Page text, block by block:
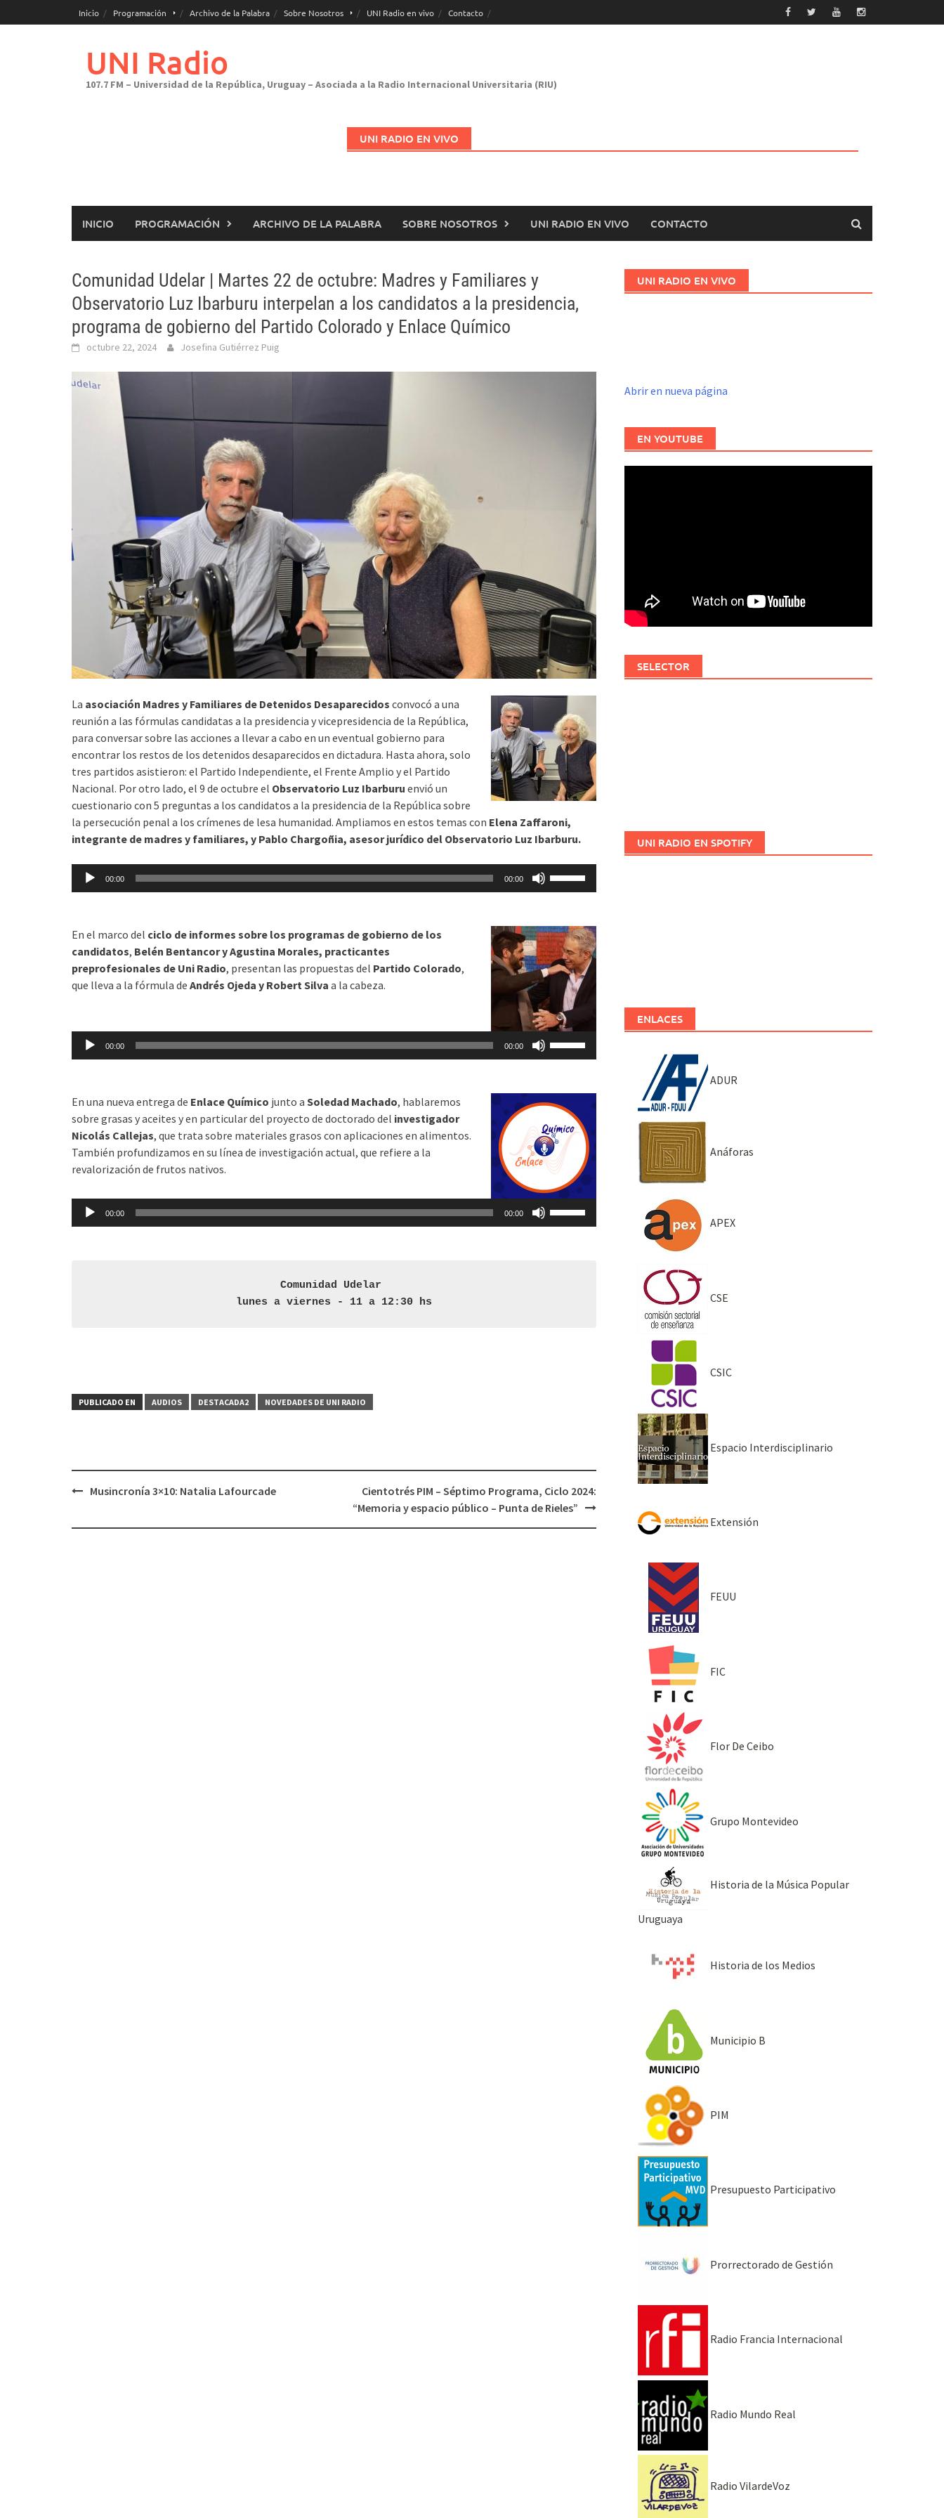
al
Inicio Programación Archivo de la Palabra Sobre Nosotros UNI Radio en vivo Contacto
UNI Radio
107.7 FM – Universidad de la República, Uruguay – Asociada a la Radio Internacional Universitaria (RIU)
UNI RADIO EN VIVO
INICIO PROGRAMACIÓN ARCHIVO DE LA PALABRA SOBRE NOSOTROS UNI RADIO EN VIVO CONTACTO
Comunidad Udelar | Martes 22 de octubre: Madres y Familiares y
Observatorio Luz Ibarburu interpelan a los candidatos a la presidencia,
programa de gobierno del Partido Colorado y Enlace Químico
octubre 22, 2024 Josefina Gutiérrez Puig
La asociación Madres y Familiares de Detenidos Desaparecidos convocó a una
reunión a las fórmulas candidatas a la presidencia y vicepresidencia de la República,
para conversar sobre las acciones a llevar a cabo en un eventual gobierno para
encontrar los restos de los detenidos desaparecidos en dictadura. Hasta ahora, solo
tres partidos asistieron: el Partido Independiente, el Frente Amplio y el Partido
Nacional. Por otro lado, el 9 de octubre el Observatorio Luz Ibarburu envió un
cuestionario con 5 preguntas a los candidatos a la presidencia de la República sobre
la persecución penal a los crímenes de lesa humanidad. Ampliamos en estos temas con Elena Zaffaroni,
integrante de madres y familiares, y Pablo Chargoñia, asesor jurídico del Observatorio Luz Ibarburu.
Reproductor
00:00 00:00
flecha
arriba/abajo
para
aumentar
o
disminuir
el
volumen.
En el marco del ciclo de informes sobre los programas de gobierno de los
candidatos, Belén Bentancor y Agustina Morales, practicantes
preprofesionales de Uni Radio, presentan las propuestas del Partido Colorado,
que lleva a la fórmula de Andrés Ojeda y Robert Silva a la cabeza.
de
audio
00:00 00:00
flecha
arriba/abajo
para
aumentar
o
disminuir
el
volumen.
En una nueva entrega de Enlace Químico junto a Soledad Machado, hablaremos
sobre grasas y aceites y en particular del proyecto de doctorado del investigador
Nicolás Callejas, que trata sobre materiales grasos con aplicaciones en alimentos.
También profundizamos en su línea de investigación actual, que refiere a la
revalorización de frutos nativos.
Reproductor
00:00 00:00
Comunidad Udelar
lunes a viernes - 11 a 12:30 hs
PUBLICADO EN AUDIOS DESTACADA2 NOVEDADES DE UNI RADIO
Musincronía 3×10: Natalia Lafourcade
Cientotrés PIM – Séptimo Programa, Ciclo 2024:
“Memoria y espacio público – Punta de Rieles”
UNI RADIO EN VIVO
Abrir en nueva página
EN YOUTUBE
SELECTOR
UNI RADIO EN SPOTIFY
ENLACES
ADUR
Anáforas
APEX
CSE
CSIC
Espacio Interdisciplinario
Extensión
FEUU
FIC
Flor De Ceibo
Grupo Montevideo
Historia de la Música Popular
Uruguaya
Historia de los Medios
Municipio B
PIM
Presupuesto Participativo
Prorrectorado de Gestión
Radio Francia Internacional
Radio Mundo Real
Radio VilardeVoz